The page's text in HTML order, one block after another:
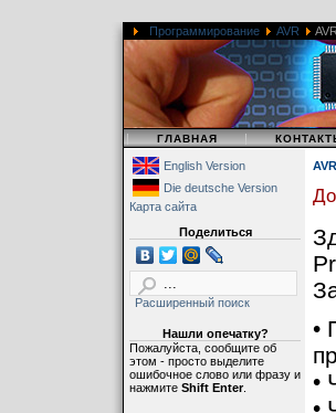
Программирование AVR
| ГЛАВНАЯ |
English Version
Die deutsche Version
Карта сайта
Поделиться
Расширенный поиск
Нашли опечатку?
Пожалуйста, сообщите об
этом - просто выделите
ошибочное слово или фразу и
нажмите Shift Enter.
•
•